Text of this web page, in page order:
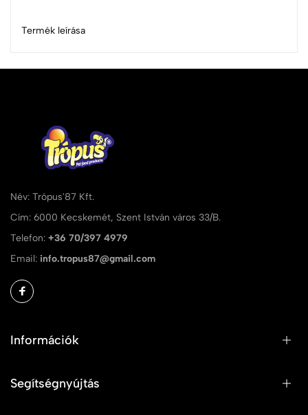
Termék leírása
Név: Trópus'87 Kft.
Cím: 6000 Kecskemét, Szent István város 33/B.
Telefon: +36 70/397 4979
Email: info.tropus87@gmail.com
Információk
Segítségnyújtás